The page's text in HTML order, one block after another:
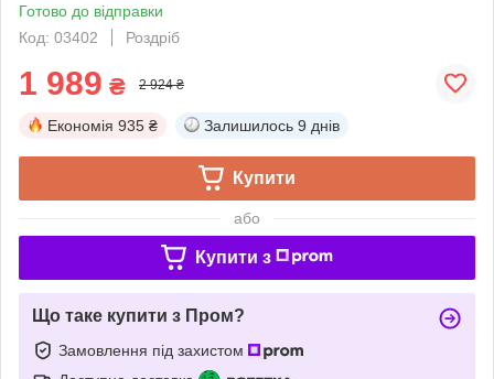
Готово до відправки
Код: 03402
Роздріб
1 989 ₴ 2 924 ₴
Економія 935 ₴ Залишилось 9 днів
Купити
або
Купити з
Що таке купити з Пром?
Замовлення під захистом